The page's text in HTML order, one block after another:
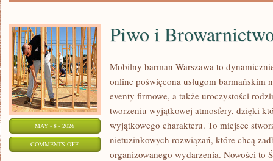
MAY - 8 - 2026
COMMENTS OFFON
Piwo i
Mobilny barman Warszawa to
online poświęcona usługom barmańskim
eventy firmowe, a także uroczystości
tworzeniu wyjątkowej atmosfery, dzięki
wyjątkowego charakteru. To miejsce
nietuzinkowych rozwiązań, które chcą
organizowanego wydarzenia. Nowości to